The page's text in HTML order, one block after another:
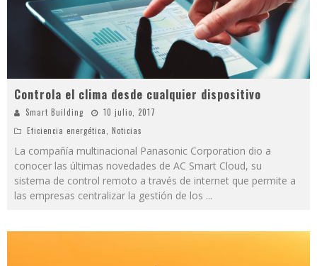
Controla el clima desde cualquier dispositivo
Smart Building
10 julio, 2017
Eficiencia energética
Noticias
La compañía multinacional Panasonic Corporation dio a
conocer las últimas novedades de AC Smart Cloud, su
sistema de control remoto a través de internet que permite a
las empresas centralizar la gestión de los ...